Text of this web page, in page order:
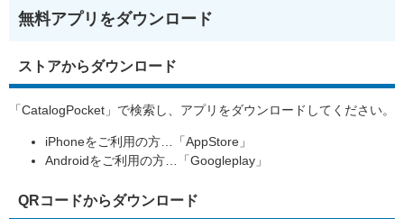
無料アプリをダウンロード
ストアからダウンロード
「CatalogPocket」で検索し、アプリをダウンロードしてください。
iPhoneをご利用の方…「AppStore」
Androidをご利用の方…「Googleplay」
QRコードからダウンロード